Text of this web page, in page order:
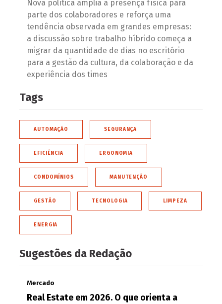
Nova política amplia a presença física para
parte dos colaboradores e reforça uma
tendência observada em grandes empresas:
a discussão sobre trabalho híbrido começa a
migrar da quantidade de dias no escritório
para a gestão da cultura, da colaboração e da
experiência dos times
Tags
AUTOMAÇÃO SEGURANÇA
EFICIÊNCIA ERGONOMIA
CONDOMÍNIOS MANUTENÇÃO
GESTÃO TECNOLOGIA LIMPEZA
ENERGIA
Sugestões da Redação
Mercado
Real Estate em 2026. O que orienta a